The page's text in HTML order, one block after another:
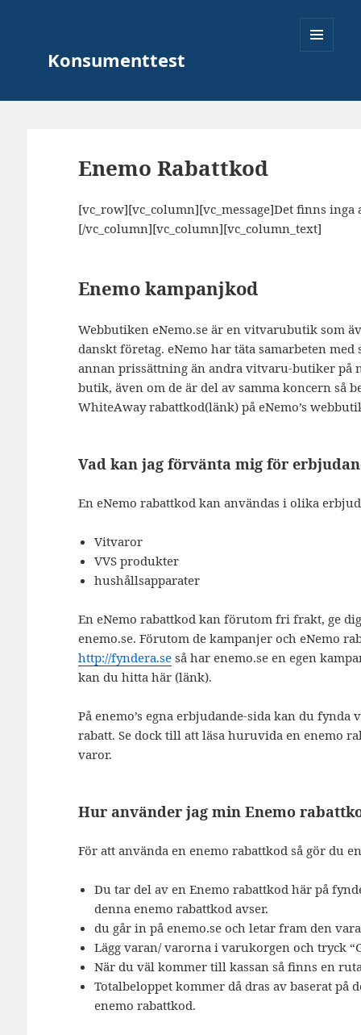
Konsumenttest
Enemo Rabattkod
[vc_row][vc_column][vc_message]Det finns
[/vc_column][vc_column][vc_column_text]
Enemo kampanjkod
Webbutiken eNemo.se är en vitvarubutik som
danskt företag. eNemo har täta samarbeten
annan prissättning än andra vitvaru-butiker på
butik, även om de är del av samma koncern så
WhiteAway rabattkod(länk) på eNemo’s
Vad kan jag förvänta mig för
En eNemo rabattkod kan användas i olika
Vitvaror
VVS produkter
hushållsapparater
En eNemo rabattkod kan förutom fri frakt, ge
enemo.se. Förutom de kampanjer och eNemo
http://fyndera.seså har enemo.se en egen
kan du hitta här (länk).
På enemo’s egna erbjudande-sida kan du
rabatt. Se dock till att läsa huruvida en enemo
varor.
Hur använder jag min Enemo
För att använda en enemo rabattkod så gör du
Du tar del av en Enemo rabattkod här på
denna enemo rabattkod avser.
du går in på enemo.se och letar fram den
Lägg varan/ varorna i varukorgen och tryck
När du väl kommer till kassan så finns en
Totalbeloppet kommer då dras av baserat på
enemo rabattkod.